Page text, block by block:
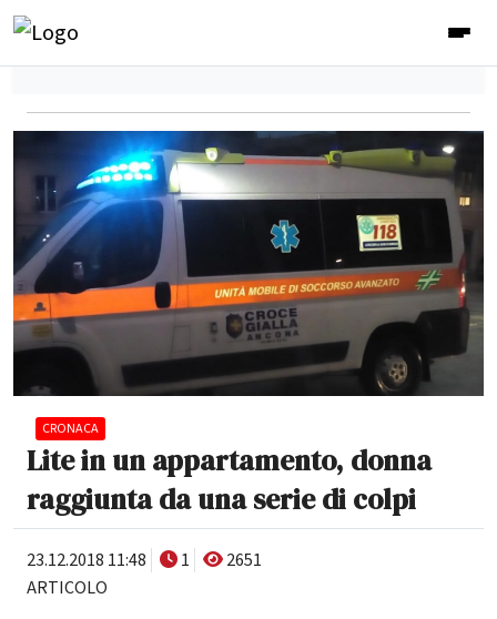
CRONACA
Lite in un appartamento, donna
raggiunta da una serie di colpi
23.12.2018 11:48 1
2651
ARTICOLO